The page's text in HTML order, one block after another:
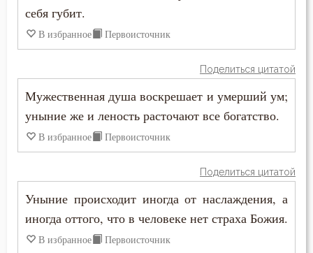
себя губит.
В избранное Первоисточник
Поделиться цитатой
Мужественная душа воскрешает и умерший ум;
уныние же и леность расточают все богатство.
В избранное Первоисточник
Поделиться цитатой
Уныние происходит иногда от наслаждения, а
иногда оттого, что в человеке нет страха Божия.
В избранное Первоисточник